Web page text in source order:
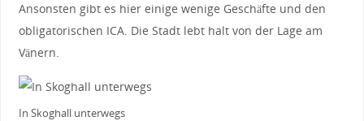
Ansonsten gibt es hier einige wenige Geschäfte und den
obligatorischen ICA. Die Stadt lebt halt von der Lage am
Vänern.
In Skoghall unterwegs